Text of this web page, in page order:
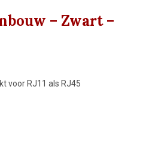
– Zwart –
voor RJ11 als RJ45